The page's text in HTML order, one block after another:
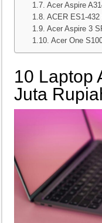
Acer Aspire
ACER ES1-432
Acer Aspire 3
Acer One
10 Laptop
Juta